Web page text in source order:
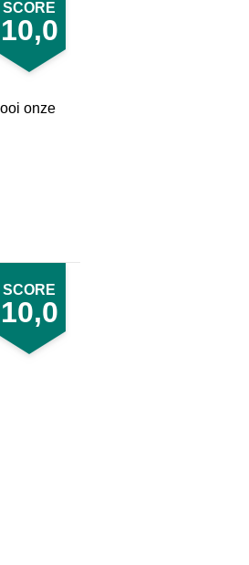
SCORE
10,0
onze
SCORE
10,0